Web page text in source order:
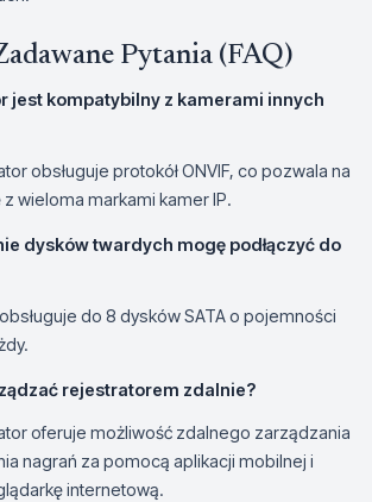
Pytania (FAQ)
jest kompatybilny z kamerami innych
obsługuje protokół ONVIF, co pozwala na
z wieloma markami kamer IP.
dysków twardych mogę podłączyć do
do 8 dysków SATA o pojemności
rejestratorem zdalnie?
oferuje możliwość zdalnego zarządzania
nagrań za pomocą aplikacji mobilnej i
internetową.